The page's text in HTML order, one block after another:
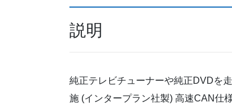
説明
純正テレビチューナーや純正DVDを
施 (インタープラン社製) 高速CAN仕